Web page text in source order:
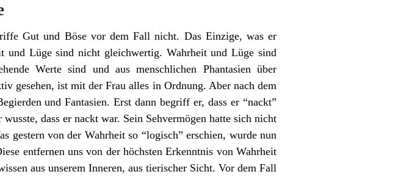
Gut und Böse vor dem Fall nicht. Das Einzige, was er
und Lüge sind nicht gleichwertig. Wahrheit und Lüge sind
Werte sind und aus menschlichen Phantasien über
gesehen, ist mit der Frau alles in Ordnung. Aber nach dem
und Fantasien. Erst dann begriff er, dass er “nackt”
dass er nackt war. Sein Sehvermögen hatte sich nicht
gestern von der Wahrheit so “logisch” erschien, wurde nun
entfernen uns von der höchsten Erkenntnis von Wahrheit
aus unserem Inneren, aus tierischer Sicht. Vor dem Fall